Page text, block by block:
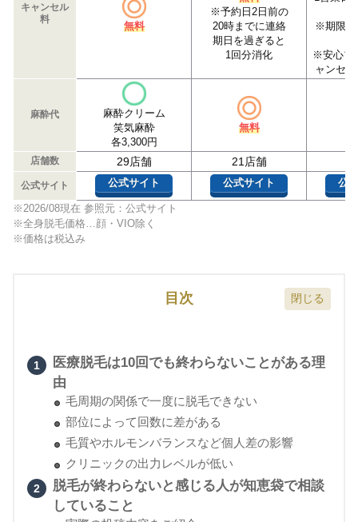
キャンセル
料
無料
※予約日2日前の
20時までに連絡
期日を過ぎると
1回分消化
※期限以
※安心プ
ャンセ
麻酔代
麻酔クリーム
笑気麻酔
各3,300円
無料
店舗数 29店舗 21店舗
公式サイト 公式サイト 公式サイト 公
※2026/08現在 参照元：公式サイト
※全身脱毛価格…顔・VIO除く
※価格は税込み
目次
医療脱毛は10回でも終わらないことがある理
由
毛周期の関係で一度に脱毛できない
部位によって回数に差がある
毛質やホルモンバランスなど個人差の影響
クリニックの出力レベルが低い
脱毛が終わらないと感じる人が知恵袋で相談
していること